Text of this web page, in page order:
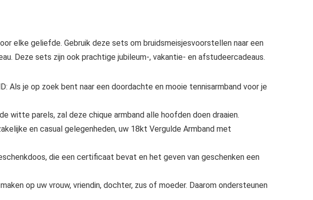
elke geliefde. Gebruik deze sets om bruidsmeisjesvoorstellen naar een
Deze sets zijn ook prachtige jubileum-, vakantie- en afstudeercadeaus.
Als je op zoek bent naar een doordachte en mooie tennisarmband voor je
witte parels, zal deze chique armband alle hoofden doen draaien.
en casual gelegenheden, uw 18kt Vergulde Armband met
die een certificaat bevat en het geven van geschenken een
op uw vrouw, vriendin, dochter, zus of moeder. Daarom ondersteunen